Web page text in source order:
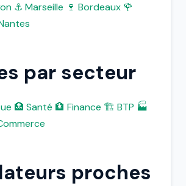
⚓ Marseille 🍷 Bordeaux 🌹
par secteur
🏥 Santé 🏦 Finance 🏗️ BTP 🏭
proches